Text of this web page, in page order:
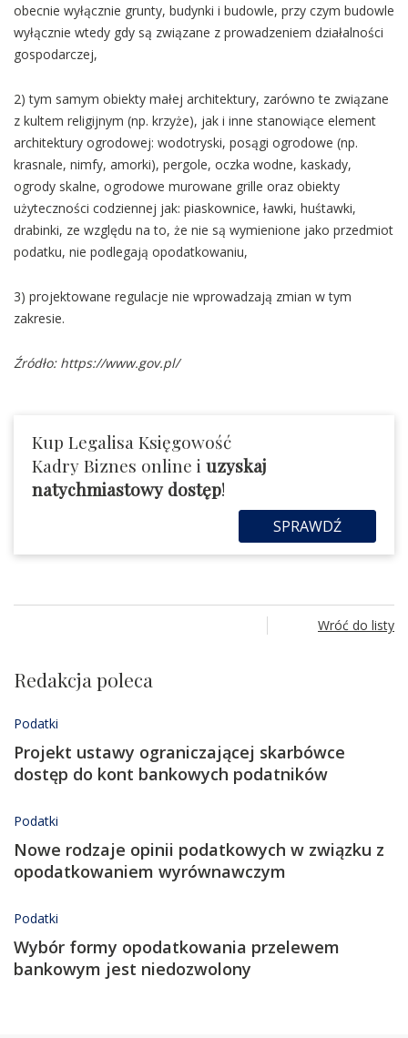
obecnie wyłącznie grunty, budynki i budowle, przy czym budowle
wyłącznie wtedy gdy są związane z prowadzeniem działalności
gospodarczej,
2) tym samym obiekty małej architektury, zarówno te związane
z kultem religijnym (np. krzyże), jak i inne stanowiące element
architektury ogrodowej: wodotryski, posągi ogrodowe (np.
krasnale, nimfy, amorki), pergole, oczka wodne, kaskady,
ogrody skalne, ogrodowe murowane grille oraz obiekty
użyteczności codziennej jak: piaskownice, ławki, huśtawki,
drabinki, ze względu na to, że nie są wymienione jako przedmiot
podatku, nie podlegają opodatkowaniu,
3) projektowane regulacje nie wprowadzają zmian w tym
zakresie.
Źródło: https://www.gov.pl/
Kup Legalisa Księgowość
Kadry Biznes online i uzyskaj
natychmiastowy dostęp!
SPRAWDŹ
Wróć do listy
Redakcja poleca
Podatki
Projekt ustawy ograniczającej skarbówce
dostęp do kont bankowych podatników
Podatki
Nowe rodzaje opinii podatkowych w związku z
opodatkowaniem wyrównawczym
Podatki
Wybór formy opodatkowania przelewem
bankowym jest niedozwolony